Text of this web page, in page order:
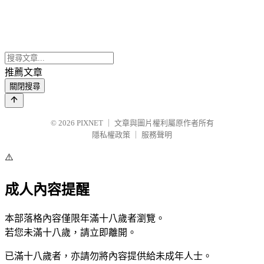
推薦文章
關閉搜尋
© 2026 PIXNET
文章與圖片權利屬原作者所有
隱私權政策
服務聲明
⚠️
成人內容提醒
本部落格內容僅限年滿十八歲者瀏覽。
若您未滿十八歲，請立即離開。
已滿十八歲者，亦請勿將內容提供給未成年人士。